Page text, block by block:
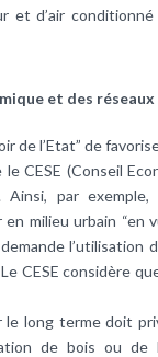
et d’air
et des
de l’Etat” de
le CESE (Conseil
Ainsi, par
milieu urbain “en
l’utilisation
CESE considère
long terme doit
debois ou de